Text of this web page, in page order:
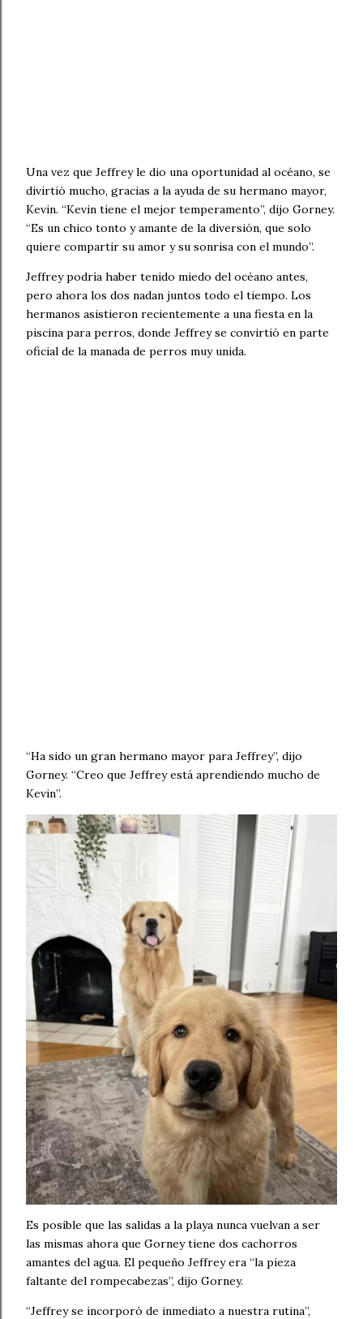
Una vez que Jeffrey le dio una oportunidad al océano, se
divirtió mucho, gracias a la ayuda de su hermano mayor,
Kevin. “Kevin tiene el mejor temperamento”, dijo Gorney.
“Es un chico tonto y amante de la diversión, que solo
quiere compartir su amor y su sonrisa con el mundo”.
Jeffrey podría haber tenido miedo del océano antes,
pero ahora los dos nadan juntos todo el tiempo. Los
hermanos asistieron recientemente a una fiesta en la
piscina para perros, donde Jeffrey se convirtió en parte
oficial de la manada de perros muy unida.
“Ha sido un gran hermano mayor para Jeffrey”, dijo
Gorney. “Creo que Jeffrey está aprendiendo mucho de
Kevin”.
Es posible que las salidas a la playa nunca vuelvan a ser
las mismas ahora que Gorney tiene dos cachorros
amantes del agua. El pequeño Jeffrey era “la pieza
faltante del rompecabezas”, dijo Gorney.
“Jeffrey se incorporó de inmediato a nuestra rutina”,